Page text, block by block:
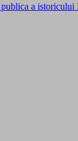
a istoricului